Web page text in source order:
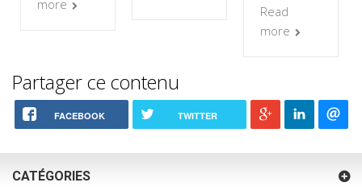
more
Read
more
Partager ce contenu
FACEBOOK TWITTER
CATÉGORIES